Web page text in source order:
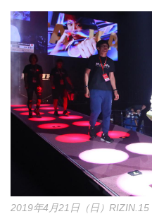
2019年4月21日（日）